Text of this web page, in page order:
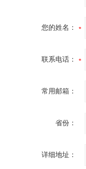
您的姓名：
联系电话：
常用邮箱：
省份：
详细地址：